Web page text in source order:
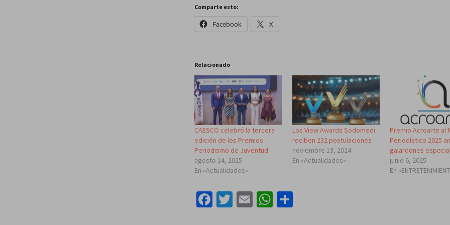
Comparte esto:
Facebook X
Relacionado
CAESCO celebró la tercera
edición de los Premios
Periodismo de Juventud
agosto 14, 2025
En «Actualidades»
Los View Awards Sodomedi
reciben 232 postulaciones
noviembre 13, 2024
En «Actualidades»
Premio Acroarte al
Periodístico 2025
galardones
junio 6, 2025
En
Facebook
Twitter
EmailWhatsApp